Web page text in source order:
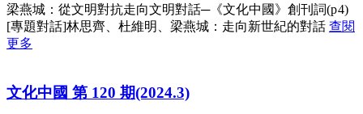
梁燕城：從文明對抗走向文明對話─《文化中國》創刊詞(p 4)
[專題對話]林思齊、杜維明、梁燕城：走向新世紀的對話 查閱
更多
文化中國 第 120 期(2024.3)